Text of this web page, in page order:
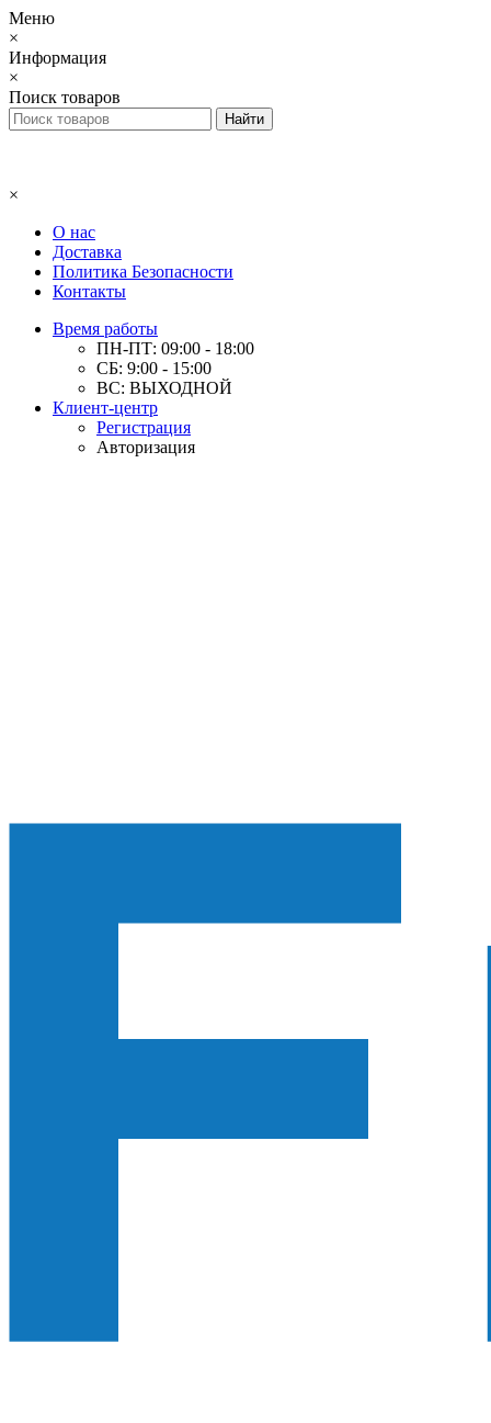
Меню
×
Информация
×
Поиск товаров
×
О нас
Доставка
Политика Безопасности
Контакты
Время работы
ПН-ПТ: 09:00 - 18:00
СБ: 9:00 - 15:00
ВС: ВЫХОДНОЙ
Клиент-центр
Регистрация
Авторизация